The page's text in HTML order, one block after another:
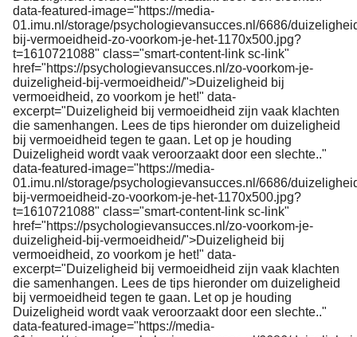
data-featured-image="https://media-
01.imu.nl/storage/psychologievansucces.nl/6686/
bij-vermoeidheid-zo-voorkom-je-het-1170x500.jpg?
t=1610721088" class="smart-content-link sc-link"
href="https://psychologievansucces.nl/zo-voorkom-je-
duizeligheid-bij-vermoeidheid/">Duizeligheid bij
vermoeidheid, zo voorkom je het!" data-
excerpt="Duizeligheid bij vermoeidheid zijn vaak klachten
die samenhangen. Lees de tips hieronder om duizeligheid
bij vermoeidheid tegen te gaan. Let op je houding
Duizeligheid wordt vaak veroorzaakt door een slechte.."
data-featured-image="https://media-
01.imu.nl/storage/psychologievansucces.nl/6686/
bij-vermoeidheid-zo-voorkom-je-het-1170x500.jpg?
t=1610721088" class="smart-content-link sc-link"
href="https://psychologievansucces.nl/zo-voorkom-je-
duizeligheid-bij-vermoeidheid/">Duizeligheid bij
vermoeidheid, zo voorkom je het!" data-
excerpt="Duizeligheid bij vermoeidheid zijn vaak klachten
die samenhangen. Lees de tips hieronder om duizeligheid
bij vermoeidheid tegen te gaan. Let op je houding
Duizeligheid wordt vaak veroorzaakt door een slechte.."
data-featured-image="https://media-